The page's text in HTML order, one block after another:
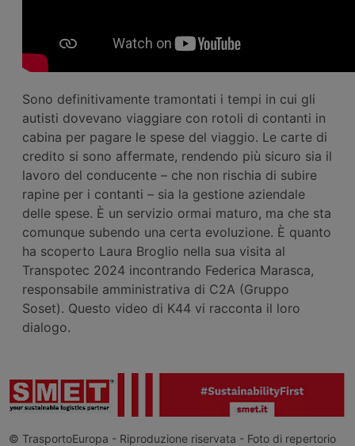
Sono definitivamente tramontati i tempi in cui gli
autisti dovevano viaggiare con rotoli di contanti in
cabina per pagare le spese del viaggio. Le carte di
credito si sono affermate, rendendo più sicuro sia il
lavoro del conducente – che non rischia di subire
rapine per i contanti – sia la gestione aziendale
delle spese. È un servizio ormai maturo, ma che sta
comunque subendo una certa evoluzione. È quanto
ha scoperto Laura Broglio nella sua visita al
Transpotec 2024 incontrando Federica Marasca,
responsabile amministrativa di C2A (Gruppo
Soset). Questo video di K44 vi racconta il loro
dialogo.
© TrasportoEuropa - Riproduzione riservata - Foto di repertorio